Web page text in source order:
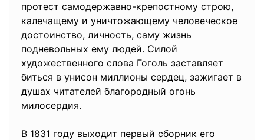
протест самодержавно-крепостному строю,
калечащему и уничтожающему человеческое
достоинство, личность, саму жизнь
подневольных ему людей. Силой
художественного слова Гоголь заставляет
биться в унисон миллионы сердец, зажигает в
душах читателей благородный огонь
милосердия.
В 1831 году выходит первый сборник его